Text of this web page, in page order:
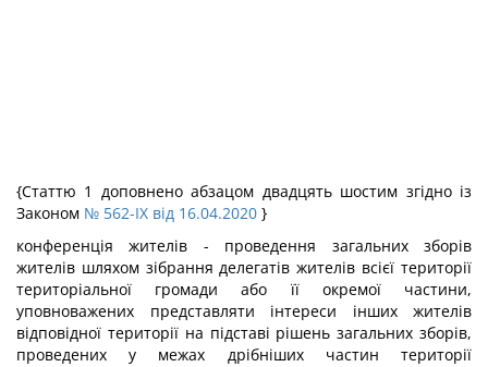
{Статтю 1 доповнено абзацом двадцять шостим згідно із
Законом № 562-IX від 16.04.2020 }
конференція жителів - проведення загальних зборів
жителів шляхом зібрання делегатів жителів всієї території
територіальної громади або її окремої частини,
уповноважених представляти інтереси інших жителів
відповідної території на підставі рішень загальних зборів,
проведених у межах дрібніших частин території